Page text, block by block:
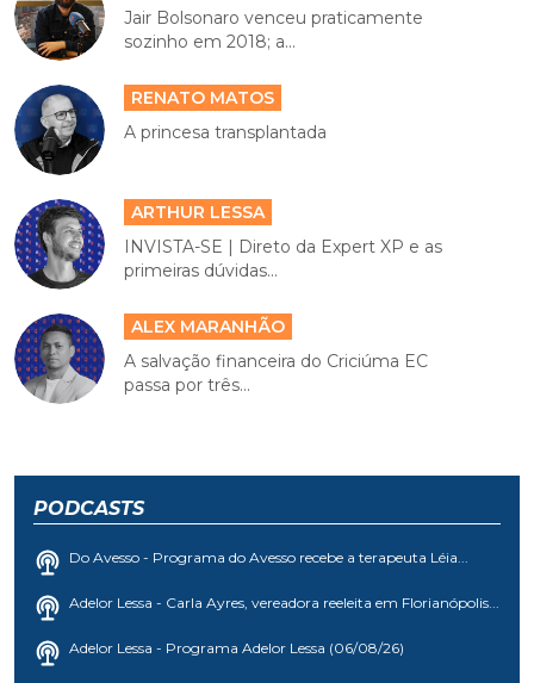
Jair Bolsonaro venceu praticamente
sozinho em 2018; a...
RENATO MATOS
A princesa transplantada
ARTHUR LESSA
INVISTA-SE | Direto da Expert XP e as
primeiras dúvidas...
ALEX MARANHÃO
A salvação financeira do Criciúma EC
passa por três...
PODCASTS
Do Avesso - Programa do Avesso recebe a terapeuta Léia...
Adelor Lessa - Carla Ayres, vereadora reeleita em Florianópolis...
Adelor Lessa - Programa Adelor Lessa (06/08/26)